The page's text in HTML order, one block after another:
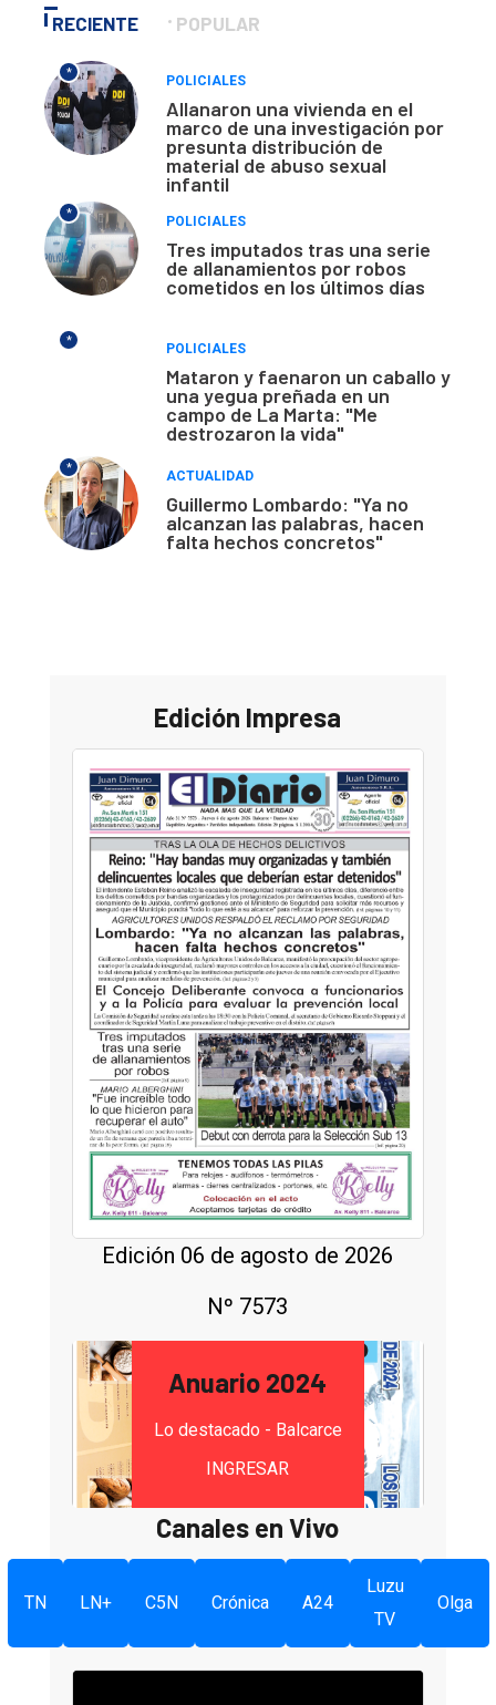
RECIENTE POPULAR
*
POLICIALES
Allanaron una vivienda en el
marco de una investigación por
presunta distribución de
material de abuso sexual
infantil
*
POLICIALES
Tres imputados tras una serie
de allanamientos por robos
cometidos en los últimos días
*
POLICIALES
Mataron y faenaron un caballo y
una yegua preñada en un
campo de La Marta: "Me
destrozaron la vida"
*
ACTUALIDAD
Guillermo Lombardo: "Ya no
alcanzan las palabras, hacen
falta hechos concretos"
Edición Impresa
Edición 06 de agosto de 2026
Nº 7573
Anuario 2024
Lo destacado - Balcarce
INGRESAR
Canales en Vivo
TN LN+ C5N Crónica A24
Luzu
TV
Olga